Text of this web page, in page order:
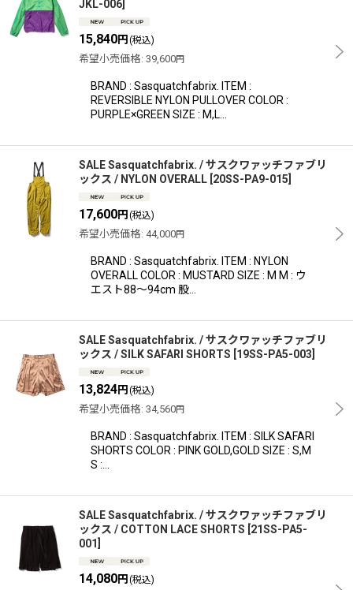
JKL-006
15,840円 (税込)
希望小売価格: 39,600円
BRAND : Sasquatchfabrix. ITEM :
REVERSIBLE NYLON PULLOVER COLOR :
PURPLE×GREEN SIZE : M,L…
SALE Sasquatchfabrix. / サスクワァッチファブリ
ックス / NYLON OVERALL 20SS-PA9-015
17,600円 (税込)
希望小売価格: 44,000円
BRAND : Sasquatchfabrix. ITEM : NYLON
OVERALL COLOR : MUSTARD SIZE : M M : ウ
エスト88〜94cm 股…
SALE Sasquatchfabrix. / サスクワァッチファブリ
ックス / SILK SAFARI SHORTS 19SS-PA5-003
13,824円 (税込)
希望小売価格: 34,560円
BRAND : Sasquatchfabrix. ITEM : SILK SAFARI
SHORTS COLOR : PINK GOLD,GOLD SIZE : S,M
S :…
SALE Sasquatchfabrix. / サスクワァッチファブリ
ックス / COTTON LACE SHORTS 21SS-PA5-
001
14,080円 (税込)